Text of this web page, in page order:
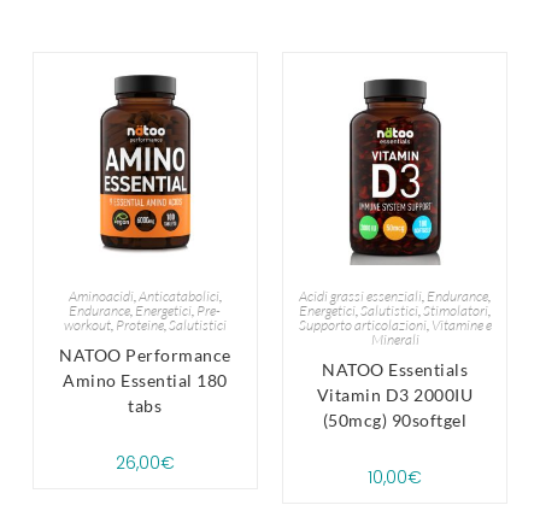
Aminoacidi, Anticatabolici,
Endurance ,Energetici Pre-
workout, Proteine,Salutistici
NATOO Performance
Amino Essential 180
tabs
26,00€
Acidi grassi essenziali Endurance
Energetici ,Salutistici ,Stimolatori,
Supporto articolazioni, Vitamine e
Minerali
NATOO Essentials
Vitamin D3 2000IU
(50mcg) 90softgel
10,00€